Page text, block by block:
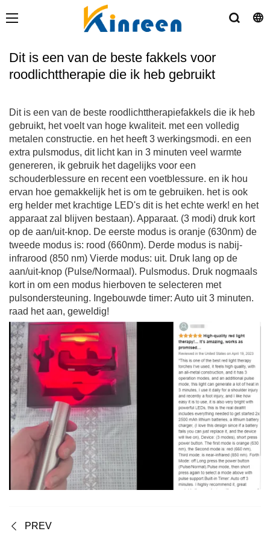
Dit is een van de beste fakkels voor
roodlichttherapie die ik heb gebruikt
Dit is een van de beste roodlichttherapiefakkels die ik heb
gebruikt, het voelt van hoge kwaliteit. met een volledig
metalen constructie. en het heeft 3 werkingsmodi. en een
extra pulsmodus, dit licht kan in 3 minuten veel warmte
genereren, ik gebruik het dagelijks voor een
schouderblessure en recent een voetblessure. en ik hou
ervan hoe gemakkelijk het is om te gebruiken. het is ook
erg helder met krachtige LED's dit is het echte werk! en het
apparaat zal blijven bestaan). Apparaat. (3 modi) druk kort
op de aan/uit-knop. De eerste modus is oranje (630nm) de
tweede modus is: rood (660nm). Derde modus is nabij-
infrarood (850 nm) Vierde modus: uit. Druk lang op de
aan/uit-knop (Pulse/Normaal). Pulsmodus. Druk nogmaals
kort in om een ​​modus hierboven te selecteren met
pulsondersteuning. Ingebouwde timer: Auto uit 3 minuten.
raad het aan, geweldig!
PREV